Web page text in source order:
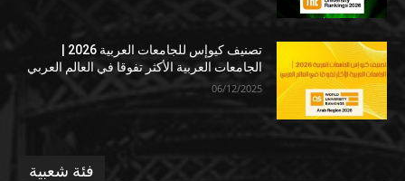
الجامعات العربية الأكثر تفوقا في العالم العربي
06/12/2025
فئة شعبية